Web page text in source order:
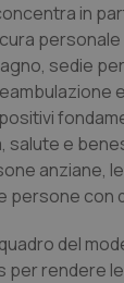
in
personale
sedie
salute e
anziane,
persone con
del
per rendere